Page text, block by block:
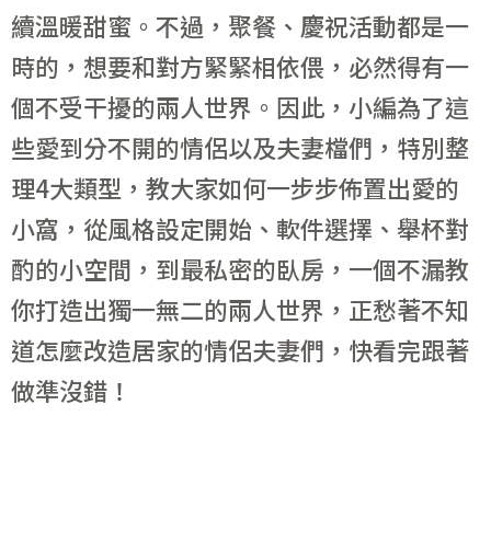
續溫暖甜蜜。不過，聚餐、慶祝活動都是一
時的，想要和對方緊緊相依偎，必然得有一
個不受干擾的兩人世界。因此，小編為了這
些愛到分不開的情侶以及夫妻檔們，特別整
理4大類型，教大家如何一步步佈置出愛的
小窩，從風格設定開始、軟件選擇、舉杯對
酌的小空間，到最私密的臥房，一個不漏教
你打造出獨一無二的兩人世界，正愁著不知
道怎麼改造居家的情侶夫妻們，快看完跟著
做準沒錯！